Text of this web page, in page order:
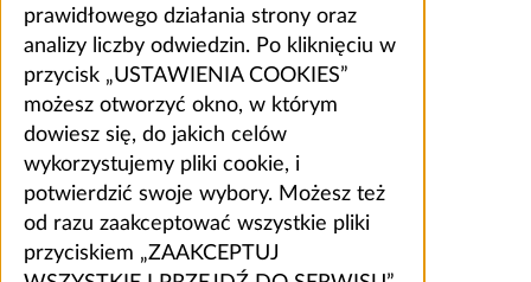
prawidłowego działania strony oraz
analizy liczby odwiedzin. Po kliknięciu w
przycisk „USTAWIENIA COOKIES”
możesz otworzyć okno, w którym
dowiesz się, do jakich celów
wykorzystujemy pliki cookie, i
potwierdzić swoje wybory. Możesz też
od razu zaakceptować wszystkie pliki
przyciskiem „ZAAKCEPTUJ